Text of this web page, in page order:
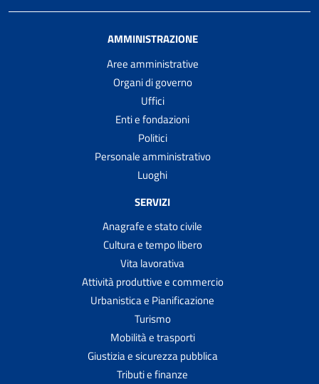
AMMINISTRAZIONE
Aree amministrative
Organi di governo
Uffici
Enti e fondazioni
Politici
Personale amministrativo
Luoghi
SERVIZI
Anagrafe e stato civile
Cultura e tempo libero
Vita lavorativa
Attività produttive e commercio
Urbanistica e Pianificazione
Turismo
Mobilità e trasporti
Giustizia e sicurezza pubblica
Tributi e finanze